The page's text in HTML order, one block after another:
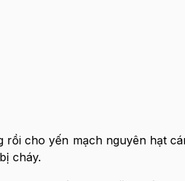
cho yến mạch nguyên hạt
cháy.